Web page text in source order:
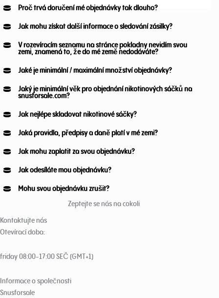
Proč trvá doručení mé objednávky tak dlouho?
Jak mohu získat další informace o sledování zásilky?
V rozevíracím seznamu na stránce pokladny nevidím svou
zemi, znamená to, že do mé země nedodáváte?
Jaké je minimální / maximální množství objednávky?
Jaký je minimální věk pro objednání nikotinových sáčků na
snusforsale.com?
Jak nejlépe skladovat nikotinové sáčky?
Jaká pravidla, předpisy a daně platí v mé zemi?
Jak mohu zaplatit za svou objednávku?
Jak odesíláte mou objednávku?
Mohu svou objednávku zrušit?
Zeptejte se nás na cokoli
Kontaktujte nás
Otevírací doba:
friday 08:00-17:00 SEČ (GMT+1)
Informace o společnosti
Snusforsale
Age Verification
You need to be at least 18 years to enter.
Age Verification FAQ
Age